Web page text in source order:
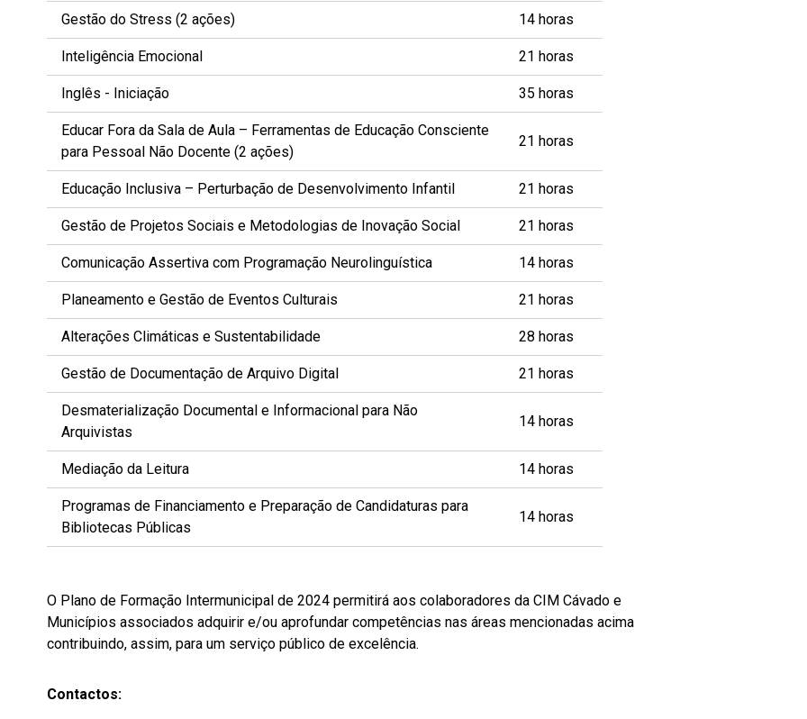
Gestão do Stress (2 ações) 14 horas
Inteligência Emocional 21 horas
Inglês - Iniciação 35 horas
Educar Fora da Sala de Aula – Ferramentas de Educação Consciente
para Pessoal Não Docente (2 ações)
21 horas
Educação Inclusiva – Perturbação de Desenvolvimento Infantil 21 horas
Gestão de Projetos Sociais e Metodologias de Inovação Social 21 horas
Comunicação Assertiva com Programação Neurolinguística 14 horas
Planeamento e Gestão de Eventos Culturais 21 horas
Alterações Climáticas e Sustentabilidade 28 horas
Gestão de Documentação de Arquivo Digital 21 horas
Desmaterialização Documental e Informacional para Não
Arquivistas
14 horas
Mediação da Leitura 14 horas
Programas de Financiamento e Preparação de Candidaturas para
Bibliotecas Públicas
14 horas
O Plano de Formação Intermunicipal de 2024 permitirá aos colaboradores da CIM Cávado e
Municípios associados adquirir e/ou aprofundar competências nas áreas mencionadas acima
contribuindo, assim, para um serviço público de excelência.
Contactos: